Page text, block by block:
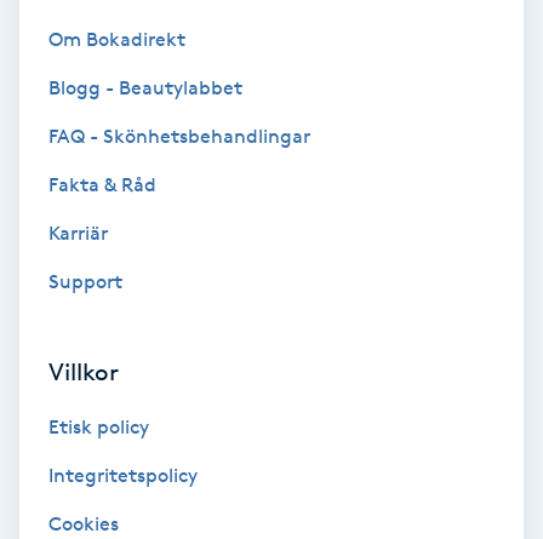
Kinesiologi
Kinesisk medicin
Klangmassage
Klippning
Klippning & Slingor
Klippning ungdom
Om Bokadirekt
Blogg - Beautylabbet
FAQ - Skönhetsbehandlingar
Fakta & Råd
Karriär
Support
Villkor
Etisk policy
Integritetspolicy
Cookies